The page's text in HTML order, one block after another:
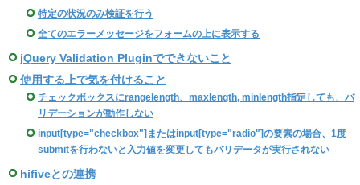
特定の状況のみ検証を行う
全てのエラーメッセージをフォームの上に表示する
jQuery Validation Pluginでできないこと
使用する上で気を付けること
チェックボックスにrangelength、maxlength, minlength指定しても、バ
リデーションが動作しない
input[type="checkbox"]またはinput[type="radio"]の要素の場合、1度
submitを行わないと入力値を変更してもバリデータが実行されない
hifiveとの連携